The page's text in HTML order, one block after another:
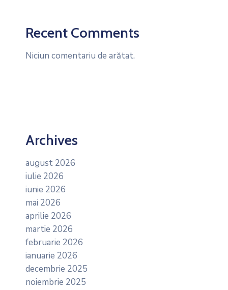
Recent Comments
Niciun comentariu de arătat.
Archives
august 2026
iulie 2026
iunie 2026
mai 2026
aprilie 2026
martie 2026
februarie 2026
ianuarie 2026
decembrie 2025
noiembrie 2025